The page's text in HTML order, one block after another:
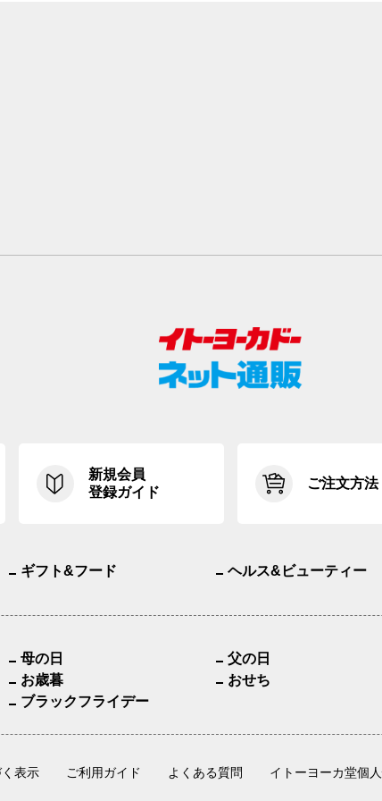
新規会員
登録ガイド
ご注文方法
ギフト&フード ヘルス&ビューティー
母の日 父の日
お歳暮
おせち
ブラックフライデー
表示 ご利用ガイド よくある質問 イトーヨーカ堂個